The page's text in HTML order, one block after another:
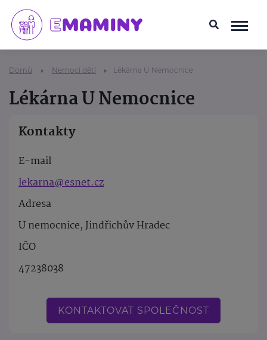
Domů Nemoci dětí Lékárna U Nemocnice
Lékárna U Nemocnice
Kontakty
E-mail
lekarna@esnet.cz
Adresa
U nemocnice, Jindřichův Hradec
IČO
47238038
KONTAKTOVAT SPOLEČNOST